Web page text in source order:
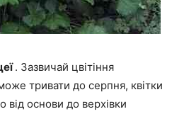
. Зазвичай цвітіння
тривати до серпня, квітки
від основи до верхівки